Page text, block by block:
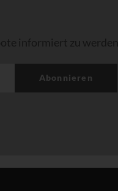
informiert zu werden.
Abonnieren